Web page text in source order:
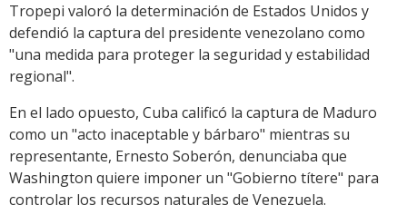
Tropepi valoró la determinación de Estados Unidos y
defendió la captura del presidente venezolano como
"una medida para proteger la seguridad y estabilidad
regional".
En el lado opuesto, Cuba calificó la captura de Maduro
como un "acto inaceptable y bárbaro" mientras su
representante, Ernesto Soberón, denunciaba que
Washington quiere imponer un "Gobierno títere" para
controlar los recursos naturales de Venezuela.